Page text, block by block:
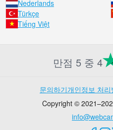
Nederlands
Türkçe
Tiếng Việt
만점 5 중 4
문의하기개인정보 처리
Copyright ©